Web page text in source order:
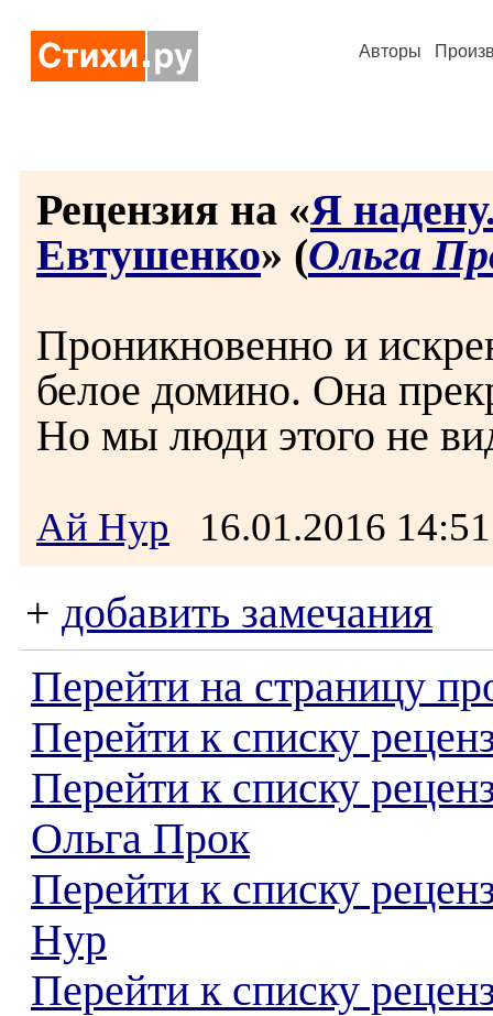
Авторы
Рецензия на «Я
Евтушенко» (Ольга
Проникновенно и
белое домино. Она
Но мы люди этого не
Ай Нур 16.01.2016
+ добавить замечания
Перейти на страницу
Перейти к списку
Перейти к списку
Ольга Прок
Перейти к списку
Нур
Перейти к списку